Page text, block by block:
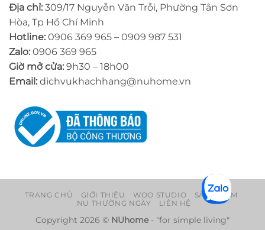
Địa chỉ: 309/17 Nguyễn Văn Trỗi, Phường Tân Sơn
Hòa, Tp Hồ Chí Minh
Hotline: 0906 369 965 – 0909 987 531
Zalo: 0906 369 965
Giờ mở cửa: 9h30 – 18h00
Email: dichvukhachhang@nuhome.vn
TRANG CHỦ GIỚI THIỆU WOO STUDIO
SẢN PHẨM
NU THƯỜNG NGÀY
LIÊN HỆ
Copyright 2026 © NUhome- "for simple living"